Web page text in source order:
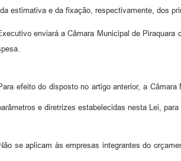
estimativa e da fixação, respectivamente, dos
enviará a Câmara Municipal de
efeito do disposto no artigo anterior, a
e diretrizes estabelecidas nesta Lei,
se aplicam às empresas integrantes do